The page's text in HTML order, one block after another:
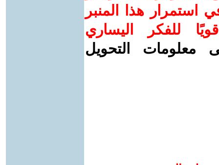
استمرار هذا المنبر
للفكر اليساري
معلومات التحويل